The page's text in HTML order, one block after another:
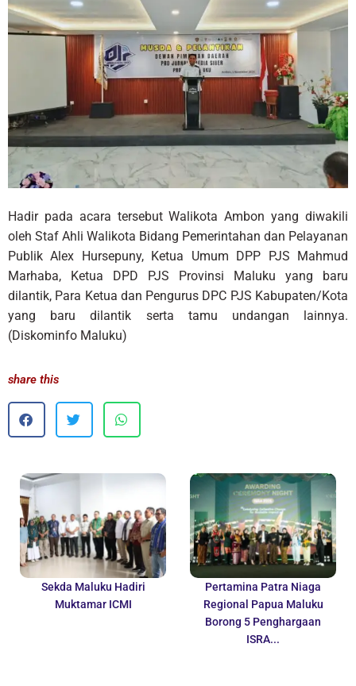
Hadir pada acara tersebut Walikota Ambon yang diwakili
oleh Staf Ahli Walikota Bidang Pemerintahan dan Pelayanan
Publik Alex Hursepuny, Ketua Umum DPP PJS Mahmud
Marhaba, Ketua DPD PJS Provinsi Maluku yang baru
dilantik, Para Ketua dan Pengurus DPC PJS Kabupaten/Kota
yang baru dilantik serta tamu undangan lainnya.
(Diskominfo Maluku)
share this
Sekda Maluku Hadiri
Muktamar ICMI
Pertamina Patra Niaga
Regional Papua Maluku
Borong 5 Penghargaan
ISRA...